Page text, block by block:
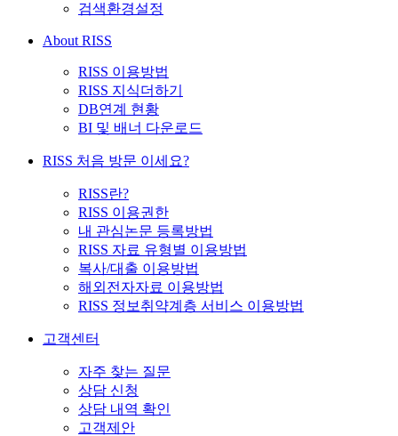
검색환경설정
About RISS
RISS 이용방법
RISS 지식더하기
DB연계 현황
BI 및 배너 다운로드
RISS 처음 방문 이세요?
RISS란?
RISS 이용권한
내 관심논문 등록방법
RISS 자료 유형별 이용방법
복사/대출 이용방법
해외전자자료 이용방법
RISS 정보취약계층 서비스 이용방법
고객센터
자주 찾는 질문
상담 신청
상담 내역 확인
고객제안